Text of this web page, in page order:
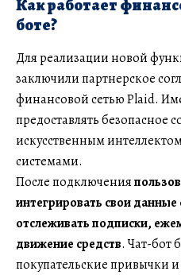
Как работает
боте?
Для реализации новой
заключили партнерское
финансовой сетью Plaid.
предоставлять безопасное
искусственным
системами.
После подключения
интегрировать свои
отслеживать подписки,
движение средств. Чат-бот
покупательские привычки